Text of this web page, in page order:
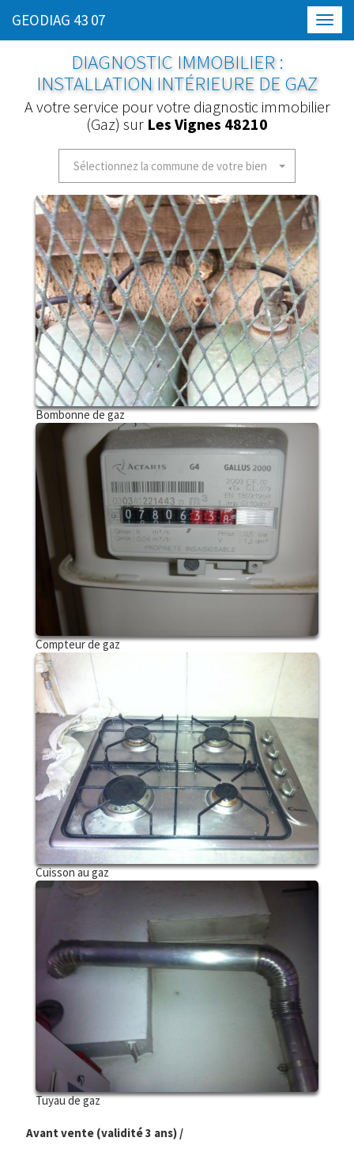
GEODIAG 43 07
DIAGNOSTIC IMMOBILIER :
INSTALLATION INTÉRIEURE DE GAZ
A votre service pour votre diagnostic immobilier
(Gaz) sur Les Vignes 48210
Sélectionnez la commune de votre bien
Bombonne de gaz
Compteur de gaz
Cuisson au gaz
Tuyau de gaz
Avant vente (validité 3 ans) /